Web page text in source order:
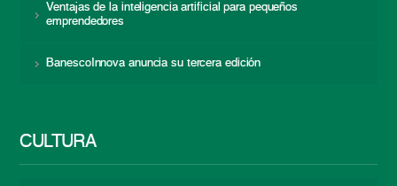
Ventajas de la inteligencia artificial para pequeños
emprendedores
BanescoInnova anuncia su tercera edición
CULTURA